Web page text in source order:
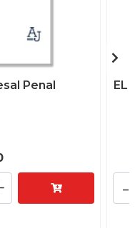
Penal EL
-